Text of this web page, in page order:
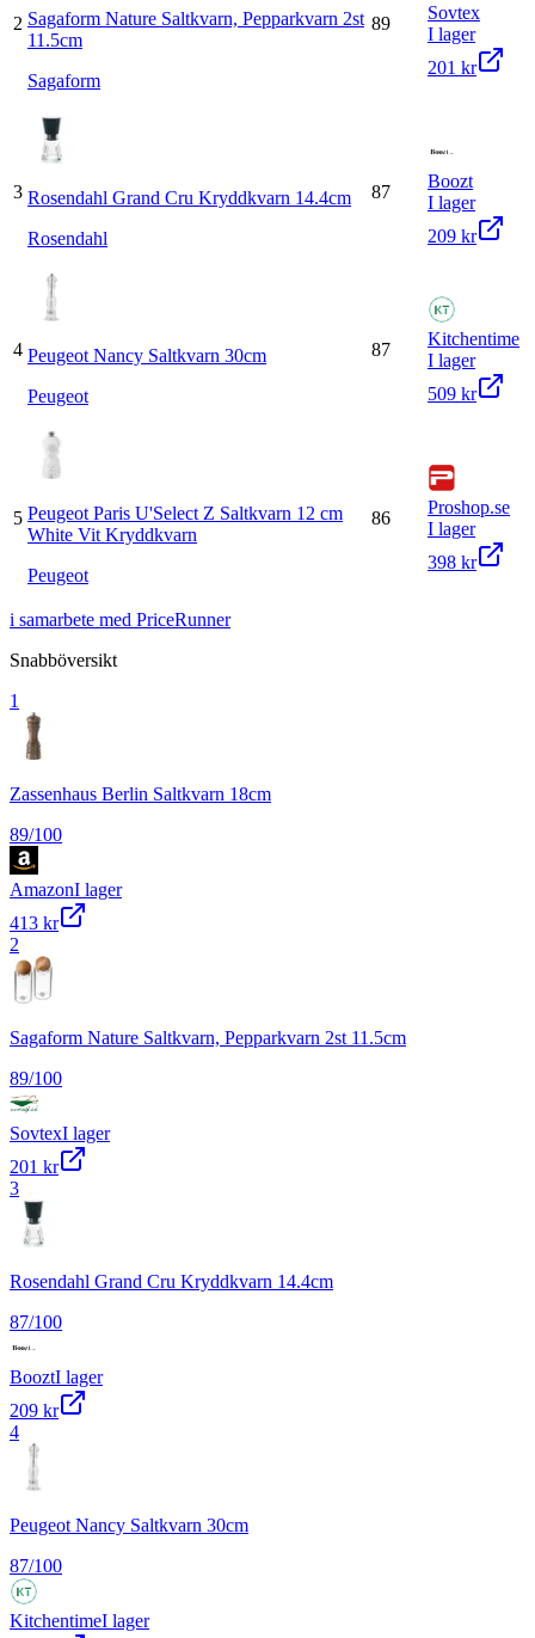
2 Sagaform Nature Saltkvarn, Pepparkvarn 2st
11.5cm
Sagaform
89
Sovtex
I lager
201 kr
3 Rosendahl Grand Cru Kryddkvarn 14.4cm
Rosendahl
87
Boozt
I lager
209 kr
4 Peugeot Nancy Saltkvarn 30cm
Peugeot
87
Kitchentime
I lager
509 kr
5 Peugeot Paris U'Select Z Saltkvarn 12 cm
White Vit Kryddkvarn
Peugeot
86
Proshop.se
I lager
398 kr
i samarbete med PriceRunner
Snabböversikt
1
Zassenhaus Berlin Saltkvarn 18cm
89/100
AmazonI lager
413 kr
2
Sagaform Nature Saltkvarn, Pepparkvarn 2st 11.5cm
89/100
SovtexI lager
201 kr
3
Rosendahl Grand Cru Kryddkvarn 14.4cm
87/100
BooztI lager
209 kr
4
Peugeot Nancy Saltkvarn 30cm
87/100
KitchentimeI lager